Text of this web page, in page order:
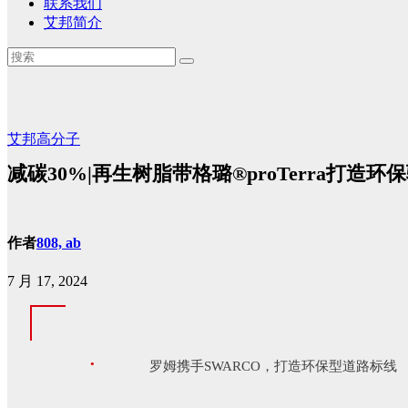
联系我们
艾邦简介
艾邦高分子
减碳30%|再生树脂带格璐®proTerra打造环
作者808, ab
7 月 17, 2024
· 罗姆携手SWARCO，打造环保型道路标线